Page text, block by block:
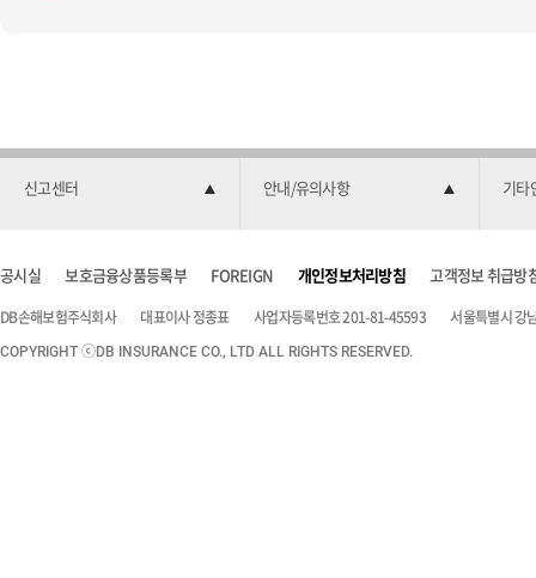
신고센터 안내/유의사항 기타
공시실 보호금융상품등록부 FOREIGN 개인정보처리방침 고객정보 취급방
DB손해보험주식회사 대표이사 정종표 사업자등록번호 201-81-45593 서울특별시 강
COPYRIGHT ⓒDB INSURANCE CO., LTD ALL RIGHTS RESERVED.